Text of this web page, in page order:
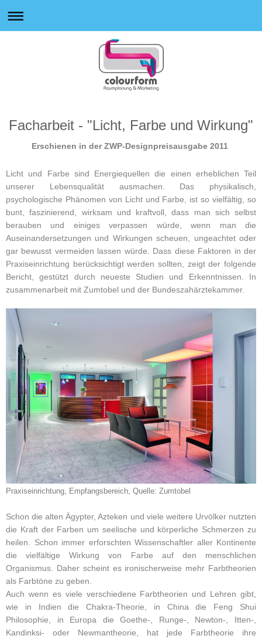
Facharbeit - "Licht, Farbe und Wirkung"
Erschienen in der ZWP-Designpreisausgabe 2011
Licht und Farbe sind Energiequellen die einen erheblichen Teil
unserer Lebensqualität ausmachen. Das physikalisch,
psychologische Phänomen von Licht und Farbe, ist so vielfältig, so
bunt, faszinierend, wirksam und kraftvoll, dass man sich selbst
berauben und einiges verpassen würde, wenn man die
Auseinandersetzungen und Wirkungen scheuen, ungeachtet oder
gar bewusst vermeiden lassen würde. Dass diese Faktoren in der
Praxiseinrichtung berücksichtigt werden sollten, zeigt der folgende
Bericht, gestützt durch neueste Studien und Erkenntnissen. In
zusammenarbeit mit Zumtobel und der Bundeszahärztekammer.
Praxiseinrichtung, Empfangsbereich, Quelle: Zumtobel
Schon die alten Ägypter, Azteken und viele weitere Urvölker nutzten
die Kraft der Farben um seelische und körperliche Schmerzen zu
heilen. Schon immer erforschten Wissenschaftler aller Kontinente
die vielfältige Wirkung von Farbe auf den menschlichen
Organismus. Daher scheint es ironischerweise mehr Farbtheorien
als Farbtöne zu geben.
Auch wenn es viele verschiedene Farbtheorien und Lehren gibt,
wie in Indien die Chakra-Theorie, in China die Feng Shui
Philosophie, in Europa die Goethe-, Runge-, Newton-, Itten-,
Kandinksi- oder Newmantheorie, hat jede Farbtheorie ihre